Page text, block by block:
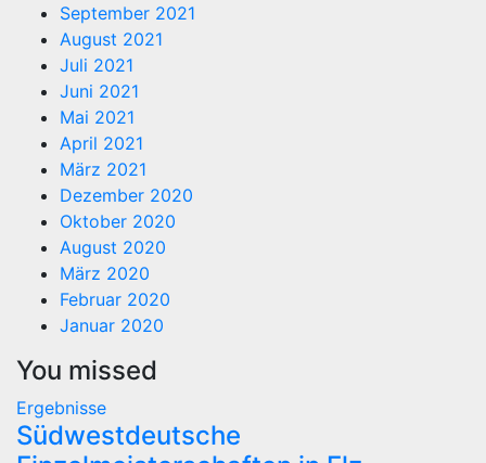
September 2021
August 2021
Juli 2021
Juni 2021
Mai 2021
April 2021
März 2021
Dezember 2020
Oktober 2020
August 2020
März 2020
Februar 2020
Januar 2020
You missed
Ergebnisse
Südwestdeutsche